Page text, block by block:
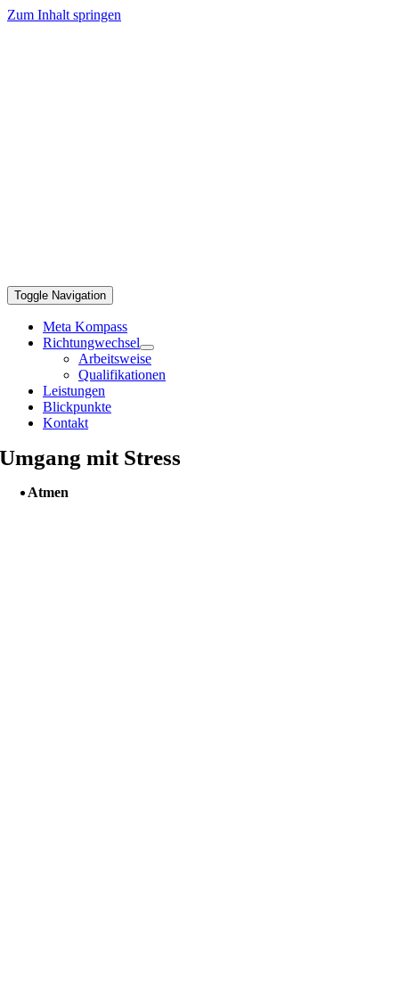
Zum Inhalt springen
Toggle Navigation
Meta Kompass
Richtungwechsel
Arbeitsweise
Qualifikationen
Leistungen
Blickpunkte
Kontakt
Umgang mit Stress
Atmen